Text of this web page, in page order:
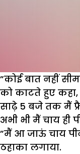
”कोई बात नहीं
को काटते हुए
साढ़े 5 बजे तक मैं
अभी भी मैं चाय ही पी
”मैं आ जाऊं चाय
ठहाका लगाया.